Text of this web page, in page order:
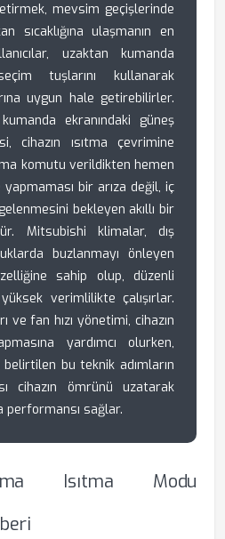
mevsim geçişlerinde
sıcaklığına ulaşmanın en
uzaktan kumanda
tuşlarını kullanarak
uygun hale getirebilirler.
ekranındaki güneş
cihazın ısıtma çevrimine
komutu verildikten hemen
bir arıza değil, iç
bekleyen akıllı bir
Mitsubishi klimalar, dış
buzlanmayı önleyen
sahip olup, düzenli
verimlilikte çalışırlar.
ve fan hızı yönetimi, cihazın
yardımcı olurken,
belirtilen bu teknik adımların
cihazın ömrünü uzatarak
performansı sağlar.
Isıtma Modu